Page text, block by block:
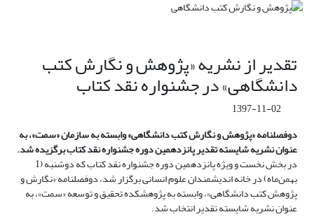
تقدیر از نشریه «پژوهش و نگارش کتب
دانشگاهی» در جشنواره نقد کتاب
1397-11-02
دوفصلنامه «پژوهش و نگارش کتب دانشگاهی» وابسته به سازمان «سمت»، به
عنوان نشریه شایسته تقدیر پانزدهمین دوره جشنواره نقد کتاب برگزیده شد.
در بخش نخست و ویژه پانزدهمین دوره جشنواره نقد کتاب که دوشنبه (1
بهمن‌ماه) در خانه اندیشمندان علوم انسانی برگزار شد، دوفصلنامه «نگارش و
پژوهش کتب دانشگاهی»، وابسته به پژوهشکده تحقیق و توسعه «سمت»، به
عنوان نشریه شایسته تقدیر انتخاب شد.